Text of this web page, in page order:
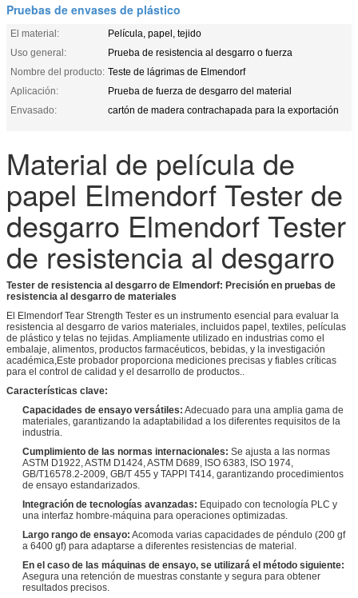
Pruebas de envases de plástico
El material:
Película, papel, tejido
Uso general:
Prueba de resistencia al desgarro o fuerza
Nombre del producto: Teste de lágrimas de Elmendorf
Aplicación:
Prueba de fuerza de desgarro del material
Envasado:
cartón de madera contrachapada para la exportación
Material de película de
papel Elmendorf Tester de
desgarro Elmendorf Tester
de resistencia al desgarro
Tester de resistencia al desgarro de Elmendorf: Precisión en pruebas de
resistencia al desgarro de materiales
El Elmendorf Tear Strength Tester es un instrumento esencial para evaluar la
resistencia al desgarro de varios materiales, incluidos papel, textiles, películas
de plástico y telas no tejidas.Ampliamente utilizado en industrias como el
embalaje, alimentos, productos farmacéuticos, bebidas, y la investigación
académica,Este probador proporciona mediciones precisas y fiables críticas
para el control de calidad y el desarrollo de productos..
Características clave:
Capacidades de ensayo versátiles: Adecuado para una amplia gama de
materiales, garantizando la adaptabilidad a los diferentes requisitos de la
industria.
Cumplimiento de las normas internacionales: Se ajusta a las normas
ASTM D1922, ASTM D1424, ASTM D689, ISO 6383, ISO 1974,
GB/T16578.2-2009, GB/T 455 y TAPPI T414, garantizando procedimientos
de ensayo estandarizados.
Integración de tecnologías avanzadas: Equipado con tecnología PLC y
una interfaz hombre-máquina para operaciones optimizadas.
Largo rango de ensayo: Acomoda varias capacidades de péndulo (200 gf
a 6400 gf) para adaptarse a diferentes resistencias de material.
En el caso de las máquinas de ensayo, se utilizará el método siguiente:
Asegura una retención de muestras constante y segura para obtener
resultados precisos.